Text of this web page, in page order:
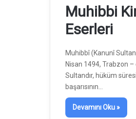
Muhibbi
Eserleri
Muhibbî (Kanunî
Nisan 1494, Trabzon –
Sultandır, hüküm
başarısının…
Devamını Oku »